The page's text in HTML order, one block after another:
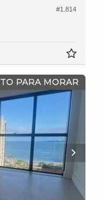
#1.814
PARA MORAR